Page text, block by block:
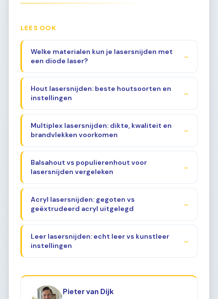
LEES OOK
Welke materialen kun je lasersnijden met
een diode laser?
→
Hout lasersnijden: beste houtsoorten en
instellingen
→
Multiplex lasersnijden: dikte, kwaliteit en
brandvlekken voorkomen
→
Balsahout vs populierenhout voor
lasersnijden vergeleken
→
Acryl lasersnijden: gegoten vs
geëxtrudeerd acryl uitgelegd
→
Leer lasersnijden: echt leer vs kunstleer
instellingen
→
Pieter van Dijk